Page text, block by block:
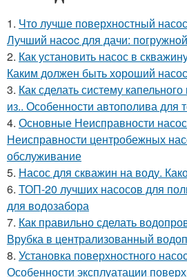
1. Что лучше поверхностный
Лучший наcoc для дачи:
2. Как установить насос в
Каким должен быть хороший насос
3. Как сделать систему
из.. Особенности автополива для
4. Основные Неисправности
Неисправности центробежных
обслуживание
5. Насос для скважин на воду.
6. ТОП-20 лучших насосов для
для водозабора
7. Как правильно сделать
Врубка в централизованный
8. Установка поверхностного
Особенности эксплуатации